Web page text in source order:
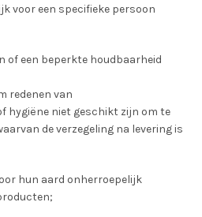
voor een specifieke persoon
of een beperkte houdbaarheid
redenen van
hygiëne niet geschikt zijn om te
de verzegeling na levering is
hun aard onherroepelijk